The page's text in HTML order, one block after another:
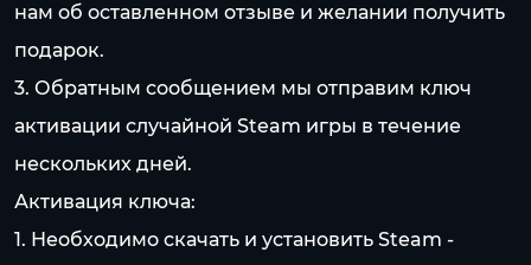
нам об оставленном отзыве и желании получить
подарок.
3. Обратным сообщением мы отправим ключ
активации случайной Steam игры в течение
нескольких дней.
Активация ключа:
1. Необходимо скачать и установить Steam -